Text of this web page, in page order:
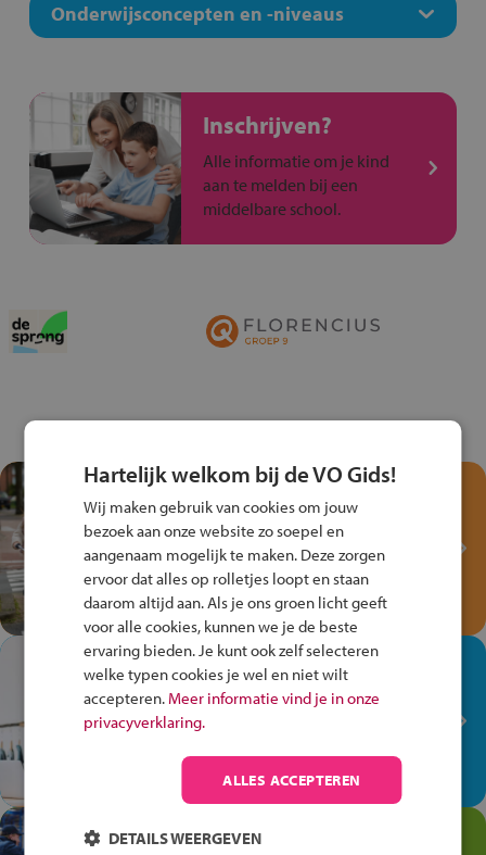
Onderwijsconcepten en -niveaus
Inschrijven?
Alle informatie om je kind
aan te melden bij een
middelbare school.
Test je kennis met het
Fiets Veilig
Verkeersspel!
Speel het Fiets Veilig Verkeersspel
en win een Cortina-fiets!
In de winkel ben je op je
plek!
Ontdek via het vmbo jouw talent
op de winkelvloer, waar elke dag
anders is!
Jouw talent in de
Hartelijk welkom bij de VO Gids!
Wij maken gebruik van cookies om jouw
bezoek aan onze website zo soepel en
aangenaam mogelijk te maken. Deze zorgen
ervoor dat alles op rolletjes loopt en staan
daarom altijd aan. Als je ons groen licht geeft
voor alle cookies, kunnen we je de beste
ervaring bieden. Je kunt ook zelf selecteren
welke typen cookies je wel en niet wilt
accepteren. Meer informatie vind je in onze
privacyverklaring.
ALLES ACCEPTEREN
DETAILS WEERGEVEN